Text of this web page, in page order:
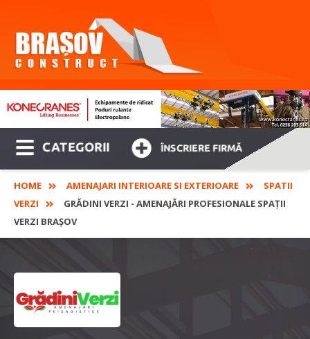
CATEGORII ÎNSCRIERE FIRMĂ
HOME AMENAJARI INTERIOARE SI EXTERIOARE
SPATII
VERZI
GRĂDINI VERZI - AMENAJĂRI PROFESIONALE SPAȚII
VERZI BRAȘOV